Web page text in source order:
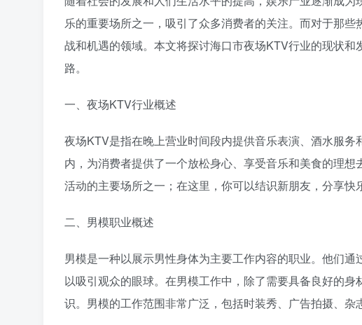
乐的重要场所之一，吸引了众多消费者的关注。而对于那
战和机遇的领域。本文将探讨海口市夜场KTV行业的现状
路。
一、夜场KTV行业概述
夜场KTV是指在晚上营业时间段内提供音乐表演、酒水服
内，为消费者提供了一个放松身心、享受音乐和美食的理
活动的主要场所之一；在这里，你可以结识新朋友，分享快
二、男模职业概述
男模是一种以展示男性身体为主要工作内容的职业。他们
以吸引观众的眼球。在男模工作中，除了需要具备良好的
识。男模的工作范围非常广泛，包括时装秀、广告拍摄、杂